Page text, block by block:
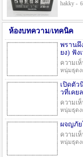
hakky -
ห้องบทความ/เทคนิค
พรานผึ้
ยง) ฟัง
ความเ
หนุ่มธุดง
เปิดตัว
วที่เคย
ความเห็
หนุ่มธุดง
ผจญภัย
ความเห็
หนุ่มธุดง